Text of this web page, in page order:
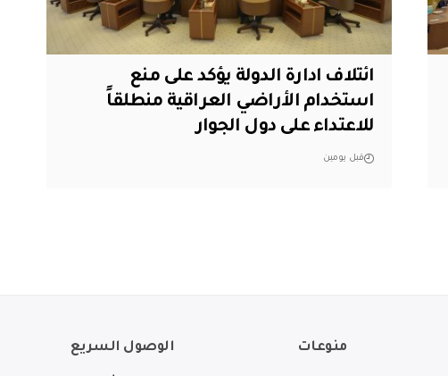
ائتلاف ادارة الدولة يؤكد على منع
استخدام الأراضي العراقية منطلقاً
للاعتداء على دول الجوار
قبل يومين
منوعات الوصول السريع